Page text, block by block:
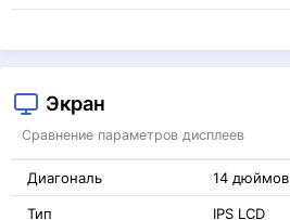
Экран
Сравнение параметров дисплеев
Диагональ 14 дюймов
Тип IPS LCD